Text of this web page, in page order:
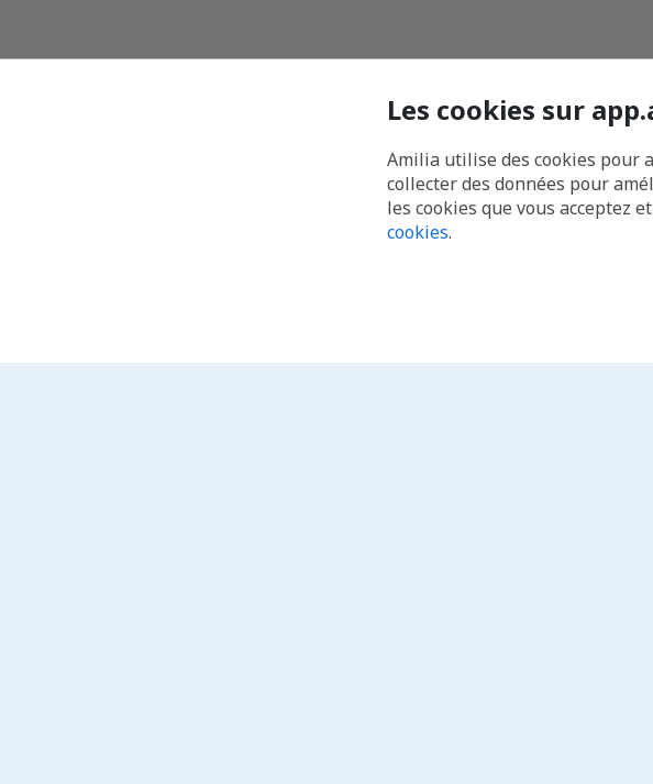
Les cookies sur
Amilia utilise des cookies pour
collecter des données pour
les cookies que vous acceptez
cookies.